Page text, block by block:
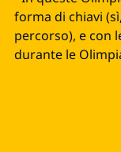
forma di chiavi
percorso), e con
durante le